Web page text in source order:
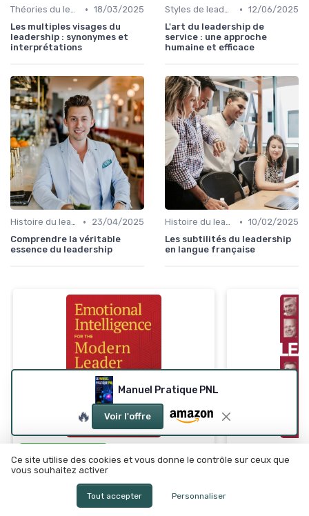
Théories du leadership • 18/03/2025
Les multiples visages du
leadership : synonymes et
interprétations
Styles de leadership • 12/06/2025
L'art du leadership de
service : une approche
humaine et efficace
Histoire du leadership •
23/04/2025
Comprendre la véritable
essence du leadership
Histoire du leadership • 10/02/2025
Les subtilités du leadership
en langue française
Intelligence Émotionnelle pour les
Leaders Modernes
Conseils pour cultiver
le leadership
Leadership
Manuel Pratique PNL
🔥 Voir l'offre
Ce site utilise des cookies et vous donne le contrôle sur ceux que
vous souhaitez activer
Tout accepter Personnaliser